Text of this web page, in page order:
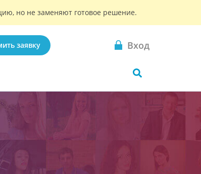
но не заменяют готовое решение.
заявку Вход